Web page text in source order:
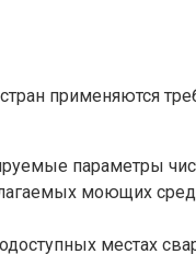
применяются
параметры
моющих
местах